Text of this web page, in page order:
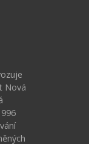
Nová